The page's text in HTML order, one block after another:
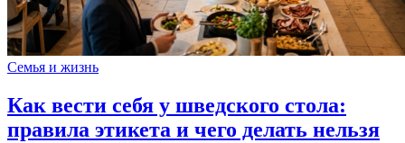
Семья и жизнь
Как вести себя у шведского стола:
правила этикета и чего делать нельзя